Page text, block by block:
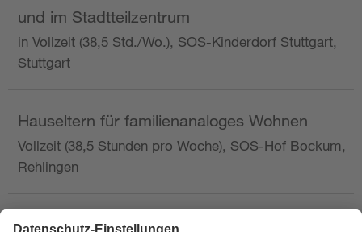
und im Stadtteilzentrum
in Vollzeit (38,5 Std./Wo.), SOS-Kinderdorf Stuttgart,
Stuttgart
Hauseltern für familienanaloges Wohnen
Vollzeit (38,5 Stunden pro Woche), SOS-Hof Bockum,
Rehlingen
Hauswirtschafterin / Köchin (m/w/d) als